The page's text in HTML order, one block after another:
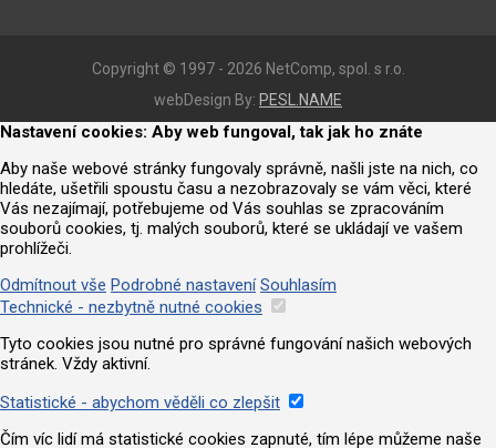
Copyright © 1997 - 2026 NetComp, spol. s r.o.
webDesign By: PESL.NAME
Nastavení cookies: Aby web fungoval, tak jak ho znáte
Aby naše webové stránky fungovaly správně, našli jste na nich, co
hledáte, ušetřili spoustu času a nezobrazovaly se vám věci, které
Vás nezajímají, potřebujeme od Vás souhlas se zpracováním
souborů cookies, tj. malých souborů, které se ukládají ve vašem
prohlížeči.
Odmítnout vše Podrobné nastavení Souhlasím
Technické - nezbytně nutné cookies
Tyto cookies jsou nutné pro správné fungování našich webových
stránek. Vždy aktivní.
Statistické - abychom věděli co zlepšit
Čím víc lidí má statistické cookies zapnuté, tím lépe můžeme naše